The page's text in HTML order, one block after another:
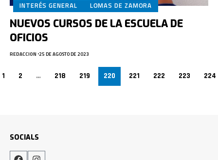
INTERÉS GENERAL LOMAS DE ZAMORA
NUEVOS CURSOS DE LA ESCUELA DE
OFICIOS
REDACCION 25 DE AGOSTO DE 2023
1 2 … 218 219 220 221 222 223 224
SOCIALS